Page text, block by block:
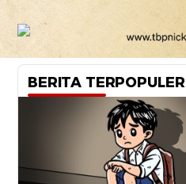
BERITA TERPOPULER